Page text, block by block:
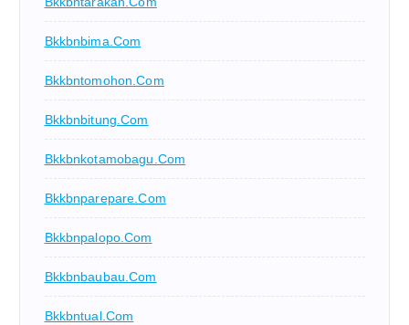
Bkkbnbima.com
Bkkbntomohon.com
Bkkbnbitung.com
Bkkbnkotamobagu.com
Bkkbnparepare.com
Bkkbnpalopo.com
Bkkbnbaubau.com
Bkkbntual.com